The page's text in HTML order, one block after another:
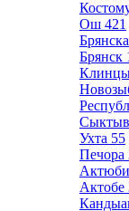
Ош 421
Брянск
Ухта 55
Печора
Актобе